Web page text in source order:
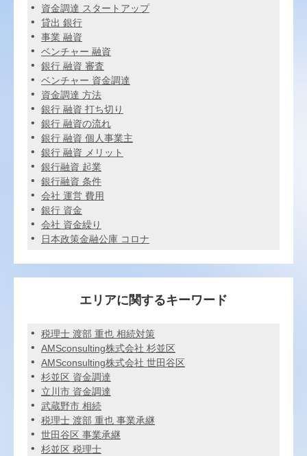
資金調達 スタートアップ
貸出 銀行
事業 融資
ベンチャー 融資
銀行 融資 審査
ベンチャー 資金調達
資金調達 方法
銀行 融資 打ち切り
銀行 融資の流れ
銀行 融資 個人事業主
銀行 融資 メリット
銀行融資 起業
銀行融資 条件
会社 運営 費用
銀行 資金
会社 資金繰り
日本政策金融公庫 コロナ
エリアに関するキーワード
税理士 渡部 重也 相続対策
AMSconsulting株式会社 杉並区
AMSconsulting株式会社 世田谷区
杉並区 資金調達
立川市 資金調達
武蔵野市 相続
税理士 渡部 重也 事業承継
世田谷区 事業承継
杉並区 税理士